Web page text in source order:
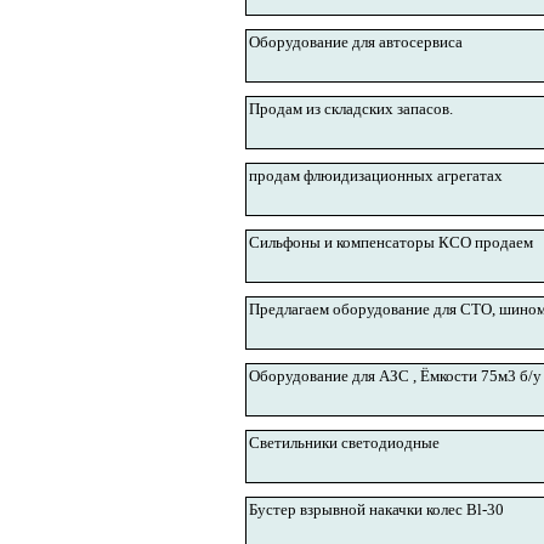
Оборудование для автосервиса
Продам из складских запасов.
продам флюидизационных агрегатах
Сильфоны и компенсаторы КСО продаем
Предлагаем оборудование для СТО,
Оборудование для АЗС , Ёмкости 75м3 б/у
Светильники светодиодные
Бустер взрывной накачки колес Bl-30